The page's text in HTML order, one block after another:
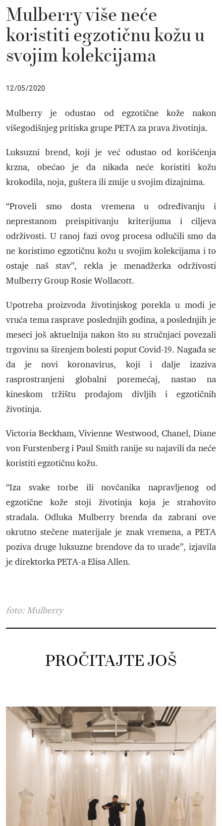
Mulberry više neće
koristiti egzotičnu kožu u
svojim kolekcijama
12/05/2020
Mulberry je odustao od egzotične kože nakon
višegodišnjeg pritiska grupe PETA za prava životinja.
Luksuzni brend, koji je već odustao od korišćenja
krzna, obećao je da nikada neće koristiti kožu
krokodila, noja, guštera ili zmije u svojim dizajnima.
“Proveli smo dosta vremena u određivanju i
neprestanom preispitivanju kriterijuma i ciljeva
održivosti. U ranoj fazi ovog procesa odlučili smo da
ne koristimo egzotičnu kožu u svojim kolekcijama i to
ostaje naš stav”, rekla je menadžerka održivosti
Mulberry Group Rosie Wollacott.
Upotreba proizvoda životinjskog porekla u modi je
vruća tema rasprave poslednjih godina, a poslednjih je
meseci još aktuelnija nakon što su stručnjaci povezali
trgovinu sa širenjem bolesti poput Covid-19. Nagađa se
da je novi koronavirus, koji i dalje izaziva
rasprostranjeni globalni poremećaj, nastao na
kineskom tržištu prodajom divljih i egzotičnih
životinja.
Victoria Beckham, Vivienne Westwood, Chanel, Diane
von Furstenberg i Paul Smith ranije su najavili da neće
koristiti egzotičnu kožu.
“Iza svake torbe ili novčanika napravljenog od
egzotične kože stoji životinja koja je strahovito
stradala. Odluka Mulberry brenda da zabrani ove
okrutno stečene materijale je znak vremena, a PETA
poziva druge luksuzne brendove da to urade”, izjavila
je direktorka PETA-a Elisa Allen.
foto: Mulberry
PROČITAJTE JOŠ